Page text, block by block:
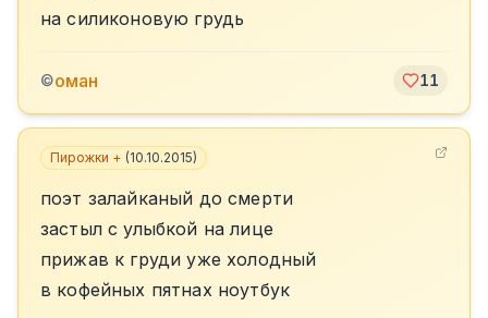
на силиконовую грудь
©оман 11
Пирожки + (10.10.2015)
поэт залайканый до смерти
застыл с улыбкой на лице
прижав к груди уже холодный
в кофейных пятнах ноутбук